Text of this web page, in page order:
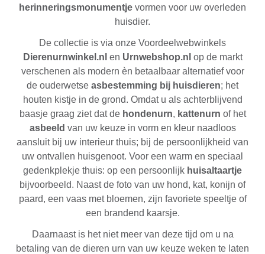
herinneringsmonumentje vormen voor uw overleden
huisdier.
De collectie is via onze Voordeelwebwinkels
Dierenurnwinkel.nl en Urnwebshop.nl op de markt
verschenen als modern èn betaalbaar alternatief voor
de ouderwetse asbestemming bij huisdieren; het
houten kistje in de grond. Omdat u als achterblijvend
baasje graag ziet dat de hondenurn, kattenurn of het
asbeeld van uw keuze in vorm en kleur naadloos
aansluit bij uw interieur thuis; bij de persoonlijkheid van
uw ontvallen huisgenoot. Voor een warm en speciaal
gedenkplekje thuis: op een persoonlijk huisaltaartje
bijvoorbeeld. Naast de foto van uw hond, kat, konijn of
paard, een vaas met bloemen, zijn favoriete speeltje of
een brandend kaarsje.
Daarnaast is het niet meer van deze tijd om u na
betaling van de dieren urn van uw keuze weken te laten